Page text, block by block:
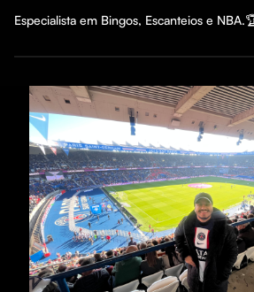
Especialista em Bingos, Escanteios e